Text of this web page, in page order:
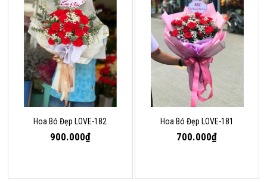
Hoa Bó Đẹp LOVE-182
900.000₫
Hoa Bó Đẹp LOVE-181
700.000₫